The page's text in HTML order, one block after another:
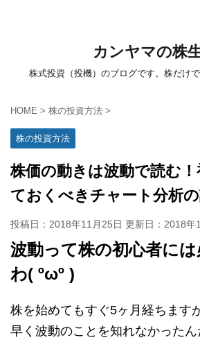
カンヤマの株
株式投資（投機）のブログです。株だけ
HOME > 株の投資方法 >
株の投資方法
株価の動きは波動で読む！
ておくべきチャート分析
投稿日：2018年11月25日 更新日： 2018年
波動って株の初心者に
わ( ºωº )
株を始めてもすぐ5ヶ月経ちます
早く波動のことを知れなかったん